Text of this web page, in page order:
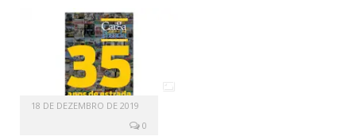
18 DE DEZEMBRO DE 2019
0